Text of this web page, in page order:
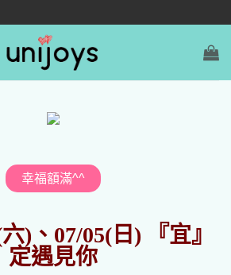
幸福額滿^^
)、07/05(日) 『宜』
定遇見你